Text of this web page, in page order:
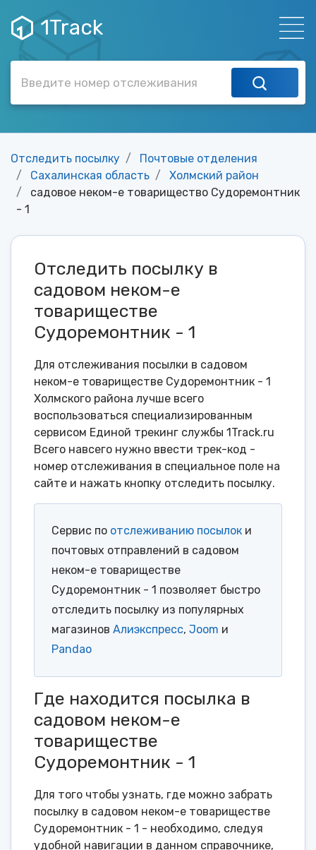
1Track
Отследить посылку
Почтовые отделения
Сахалинская область
Холмский район
садовое неком-е товарищество Судоремонтник
- 1
Отследить посылку в
садовом неком-е
товариществе
Судоремонтник - 1
Для отслеживания посылки в садовом
неком-е товариществе Судоремонтник - 1
Холмского района лучше всего
воспользоваться специализированным
сервисом Единой трекинг службы 1Track.ru
Всего навсего нужно ввести трек-код -
номер отслеживания в специальное поле на
сайте и нажать кнопку отследить посылку.
Сервис по отслеживанию посылок и
почтовых отправлений в садовом
неком-е товариществе
Судоремонтник - 1 позволяет быстро
отследить посылку из популярных
магазинов Алиэкспресс, Joom и
Pandao
Где находится посылка в
садовом неком-е
товариществе
Судоремонтник - 1
Для того чтобы узнать, где можно забрать
посылку в садовом неком-е товариществе
Судоремонтник - 1 - необходимо, следуя
удобной навигации в данном справочнике,